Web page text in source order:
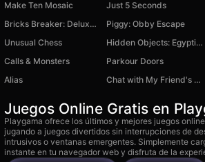
Make Ten Mosaic Just 5 Seconds
Bricks Breaker: Deluxe Crusher
Piggy: Obby Escape
Unusual Chess
Hidden Objects: Egyptian Power
Calls & Monsters
Parkour Doors
Alias
Chat with My Friend's Brother
Juegos Online Gratis en
Playgama ofrece los últimos y mejores juegos
jugando a juegos divertidos sin interrupciones de
intrusivos o ventanas emergentes. Simplemente
instante en tu navegador web y disfruta de la